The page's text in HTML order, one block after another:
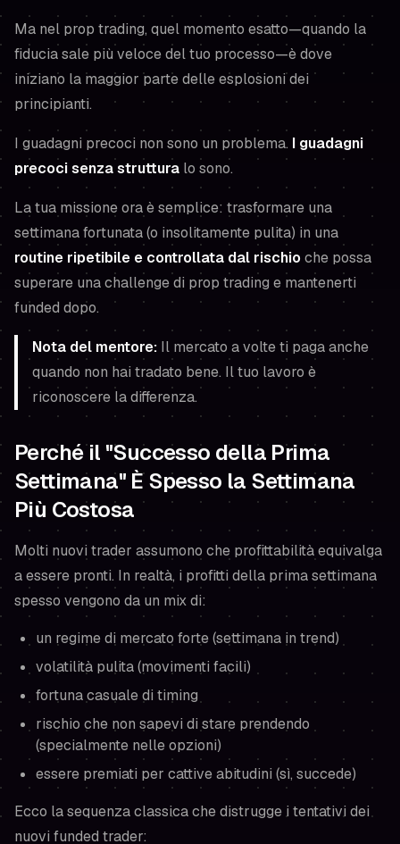
Ma nel prop trading, quel momento esatto—quando la
fiducia sale più veloce del tuo processo—è dove
iniziano la maggior parte delle esplosioni dei
principianti.
I guadagni precoci non sono un problema. I guadagni
precoci senza struttura lo sono.
La tua missione ora è semplice: trasformare una
settimana fortunata (o insolitamente pulita) in una
routine ripetibile e controllata dal rischioche possa
superare una challenge di prop trading e mantenerti
funded dopo.
Nota del mentore: Il mercato a volte ti paga anche
quando non hai tradato bene. Il tuo lavoro è
riconoscere la differenza.
Perché il "Successo della Prima
Settimana" È Spesso la Settimana
Più Costosa
Molti nuovi trader assumono che profittabilità equivalga
a essere pronti. In realtà, i profitti della prima settimana
spesso vengono da un mix di:
un regime di mercato forte (settimana in trend)
volatilità pulita (movimenti facili)
fortuna casuale di timing
rischio che non sapevi di stare prendendo
(specialmente nelle opzioni)
essere premiati per cattive abitudini (sì, succede)
Ecco la sequenza classica che distrugge i tentativi dei
nuovi funded trader: